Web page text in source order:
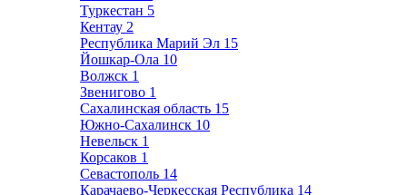
Туркестан 5
Кентау 2
Республика Марий Эл 15
Йошкар-Ола 10
Волжск 1
Звенигово 1
Сахалинская область 15
Южно-Сахалинск 10
Невельск 1
Корсаков 1
Севастополь 14
Карачаево-Черкесская Республика 14